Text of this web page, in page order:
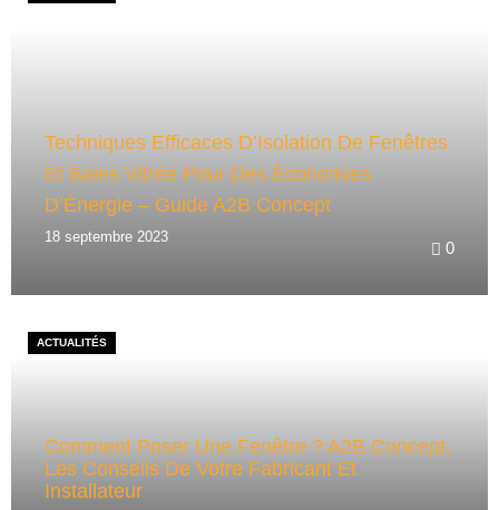
Techniques Efficaces D’Isolation De Fenêtres
Et Baies Vitrée Pour Des Économies
D’Énergie – Guide A2B Concept
18 septembre 2023
0
Comment Poser Une Fenêtre ? A2B Concept,
Les Conseils De Votre Fabricant Et
Installateur
ACTUALITÉS